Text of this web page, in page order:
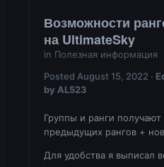
Возможности
на UltimateSky
in Полезная информация
Posted August 15, 2022 ·
by AL523
Группы и ранги
предыдущих рангов +
Для удобства я выписал